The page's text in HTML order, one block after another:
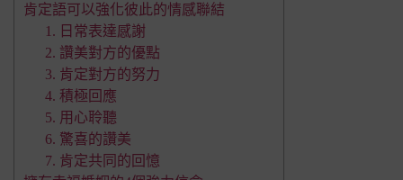
肯定語可以強化彼此的情感聯結
1. 日常表達感謝
2. 讚美對方的優點
3. 肯定對方的努力
4. 積極回應
5. 用心聆聽
6. 驚喜的讚美
7. 肯定共同的回憶